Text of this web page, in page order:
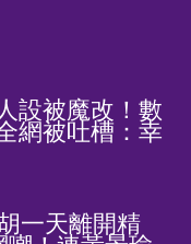
設被魔改！數
網被吐槽：幸
一天離開精